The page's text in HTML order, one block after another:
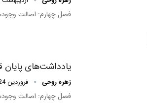
فصل چهارم: اصالت
یادداشت‌های پایان
زهره روحی فروردین 24, 1401
فصل چهارم: اصالت